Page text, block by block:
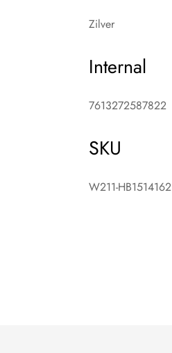
Zilver
Internal
7613272587822
SKU
W211-HB1514162